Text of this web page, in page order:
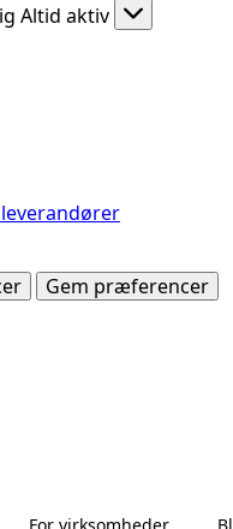
Altid aktiv
Gem præferencer